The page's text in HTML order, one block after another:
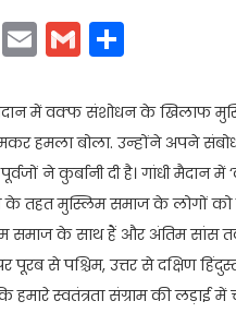
Pinterest
EmailGmail
में वक्फ संशोधन के खिलाफ
हमला बोला. उन्होंने अपने
ने कुर्बानी दी है। गांधी
के तहत मुस्लिम समाज के लोगों
समाज के साथ हैं और अंतिम सांस
पूरब से पश्चिम, उत्तर से दक्षिण
हमारे स्वतंत्रता संग्राम की लड़ाई